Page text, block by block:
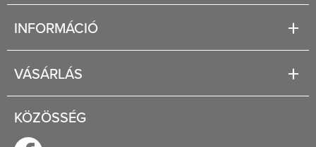
INFORMÁCIÓ
Jogi tudnivalók
Általános szerződési feltételek
VÁSÁRLÁS
Regisztráció
KÖZÖSSÉG